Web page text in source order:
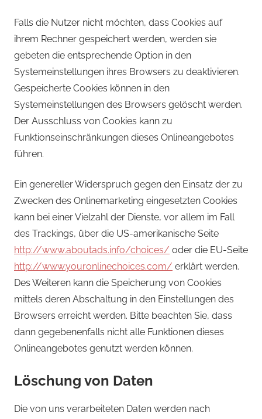
Falls die Nutzer nicht möchten, dass Cookies auf
ihrem Rechner gespeichert werden, werden sie
gebeten die entsprechende Option in den
Systemeinstellungen ihres Browsers zu deaktivieren.
Gespeicherte Cookies können in den
Systemeinstellungen des Browsers gelöscht werden.
Der Ausschluss von Cookies kann zu
Funktionseinschränkungen dieses Onlineangebotes
führen.
Ein genereller Widerspruch gegen den Einsatz der zu
Zwecken des Onlinemarketing eingesetzten Cookies
kann bei einer Vielzahl der Dienste, vor allem im Fall
des Trackings, über die US-amerikanische Seite
http://www.aboutads.info/choices/ oder die EU-Seite
http://www.youronlinechoices.com/ erklärt werden.
Des Weiteren kann die Speicherung von Cookies
mittels deren Abschaltung in den Einstellungen des
Browsers erreicht werden. Bitte beachten Sie, dass
dann gegebenenfalls nicht alle Funktionen dieses
Onlineangebotes genutzt werden können.
Löschung von Daten
Die von uns verarbeiteten Daten werden nach